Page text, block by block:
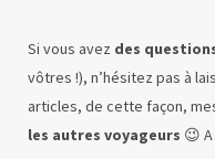
Si vous avez des
vôtres !), n’hésitez pas à
articles, de cette façon,
les autres voyageurs 😉